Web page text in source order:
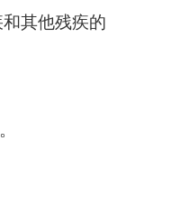
其他残疾的